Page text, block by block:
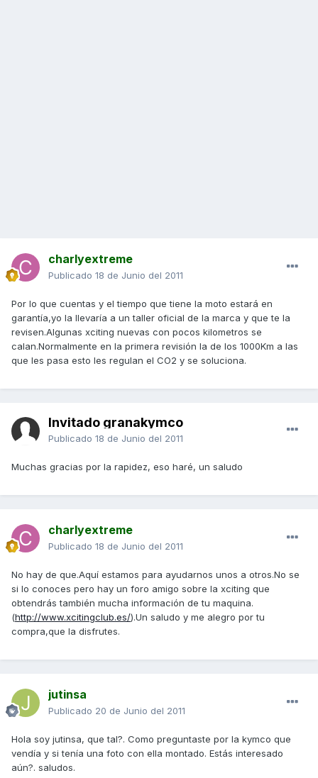
charlyextreme
Publicado 18 de Junio del 2011
Por lo que cuentas y el tiempo que tiene la moto estará en
garantía,yo la llevaría a un taller oficial de la marca y que te la
revisen.Algunas xciting nuevas con pocos kilometros se
calan.Normalmente en la primera revisión la de los 1000Km a las
que les pasa esto les regulan el CO2 y se soluciona.
Invitado granakymco
Publicado 18 de Junio del 2011
Muchas gracias por la rapidez, eso haré, un saludo
charlyextreme
Publicado 18 de Junio del 2011
No hay de que.Aquí estamos para ayudarnos unos a otros.No se
si lo conoces pero hay un foro amigo sobre la xciting que
obtendrás también mucha información de tu maquina.
(http://www.xcitingclub.es/).Un saludo y me alegro por tu
compra,que la disfrutes.
jutinsa
Publicado 20 de Junio del 2011
Hola soy jutinsa, que tal?. Como preguntaste por la kymco que
vendía y si tenía una foto con ella montado. Estás interesado
aún?. saludos.